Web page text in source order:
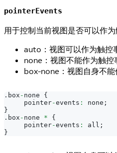
pointerEvents
用于控制当前视图是否可以作为
auto：视图可以作为触控
none：视图不能作为触控
box-none：视图自身不能
. box - none {
     pointer
-events : none ;
}
. box - none *
{
     pointer
-events : all ;
}